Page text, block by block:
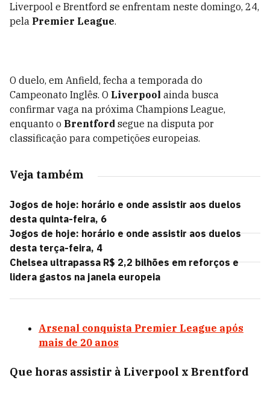
Liverpool e Brentford se enfrentam neste domingo, 24,
pela Premier League.
O duelo, em Anfield, fecha a temporada do
Campeonato Inglês. O Liverpool ainda busca
confirmar vaga na próxima Champions League,
enquanto o Brentford segue na disputa por
classificação para competições europeias.
Veja também
Jogos de hoje: horário e onde assistir aos duelos
desta quinta-feira, 6
Jogos de hoje: horário e onde assistir aos duelos
desta terça-feira, 4
Chelsea ultrapassa R$ 2,2 bilhões em reforços e
lidera gastos na janela europeia
Arsenal conquista Premier League após
mais de 20 anos
Que horas assistir à Liverpool x Brentford